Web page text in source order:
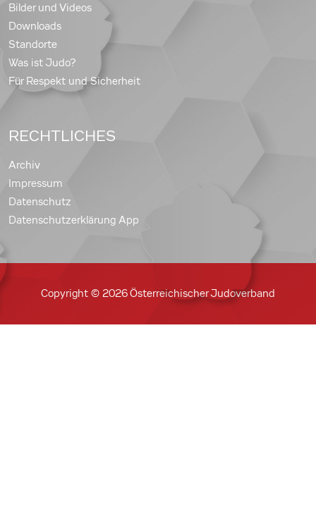
Bilder und Videos
Downloads
Standorte
Was ist Judo?
Für Respekt und Sicherheit
RECHTLICHES
Archiv
Impressum
Datenschutz
Datenschutzerklärung App
Copyright © 2026 Österreichischer Judoverband